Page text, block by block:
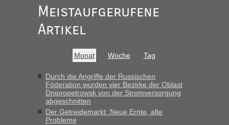
Ist korrekt, aber ich finde man hätte trotzdem im Text gleich
darauf hinweisen können.
War aber nicht "böse" gemeint ...
buchbar - warum auch immer ...
Hab´s versucht - bekomme aber immer angezeigt "auf dieser
Strecke fahren wir nicht"
Meistaufgerufene
Artikel
Monat Woche Tag
Durch die Angriffe der Russischen
Föderation wurden vier Bezirke der Oblast
Dnipropetrowsk von der Stromversorgung
abgeschnitten
Der Getreidemarkt: Neue Ernte, alte
Probleme